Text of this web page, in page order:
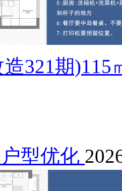
321期
型优化